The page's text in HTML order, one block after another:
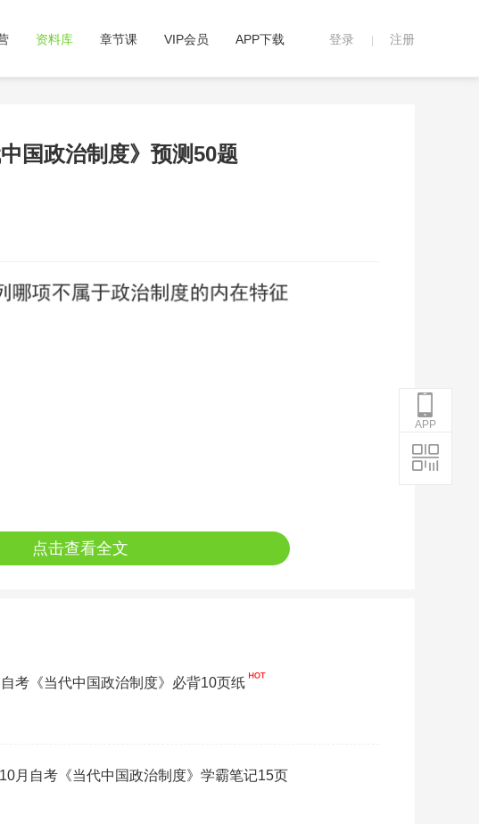
登录 注册
资料库 章节课 VIP会员 APP下载
国政治制度》预测50题
点击查看全文
考《当代中国政治制度》必背10页纸
月自考《当代中国政治制度》学霸笔记15页
APP